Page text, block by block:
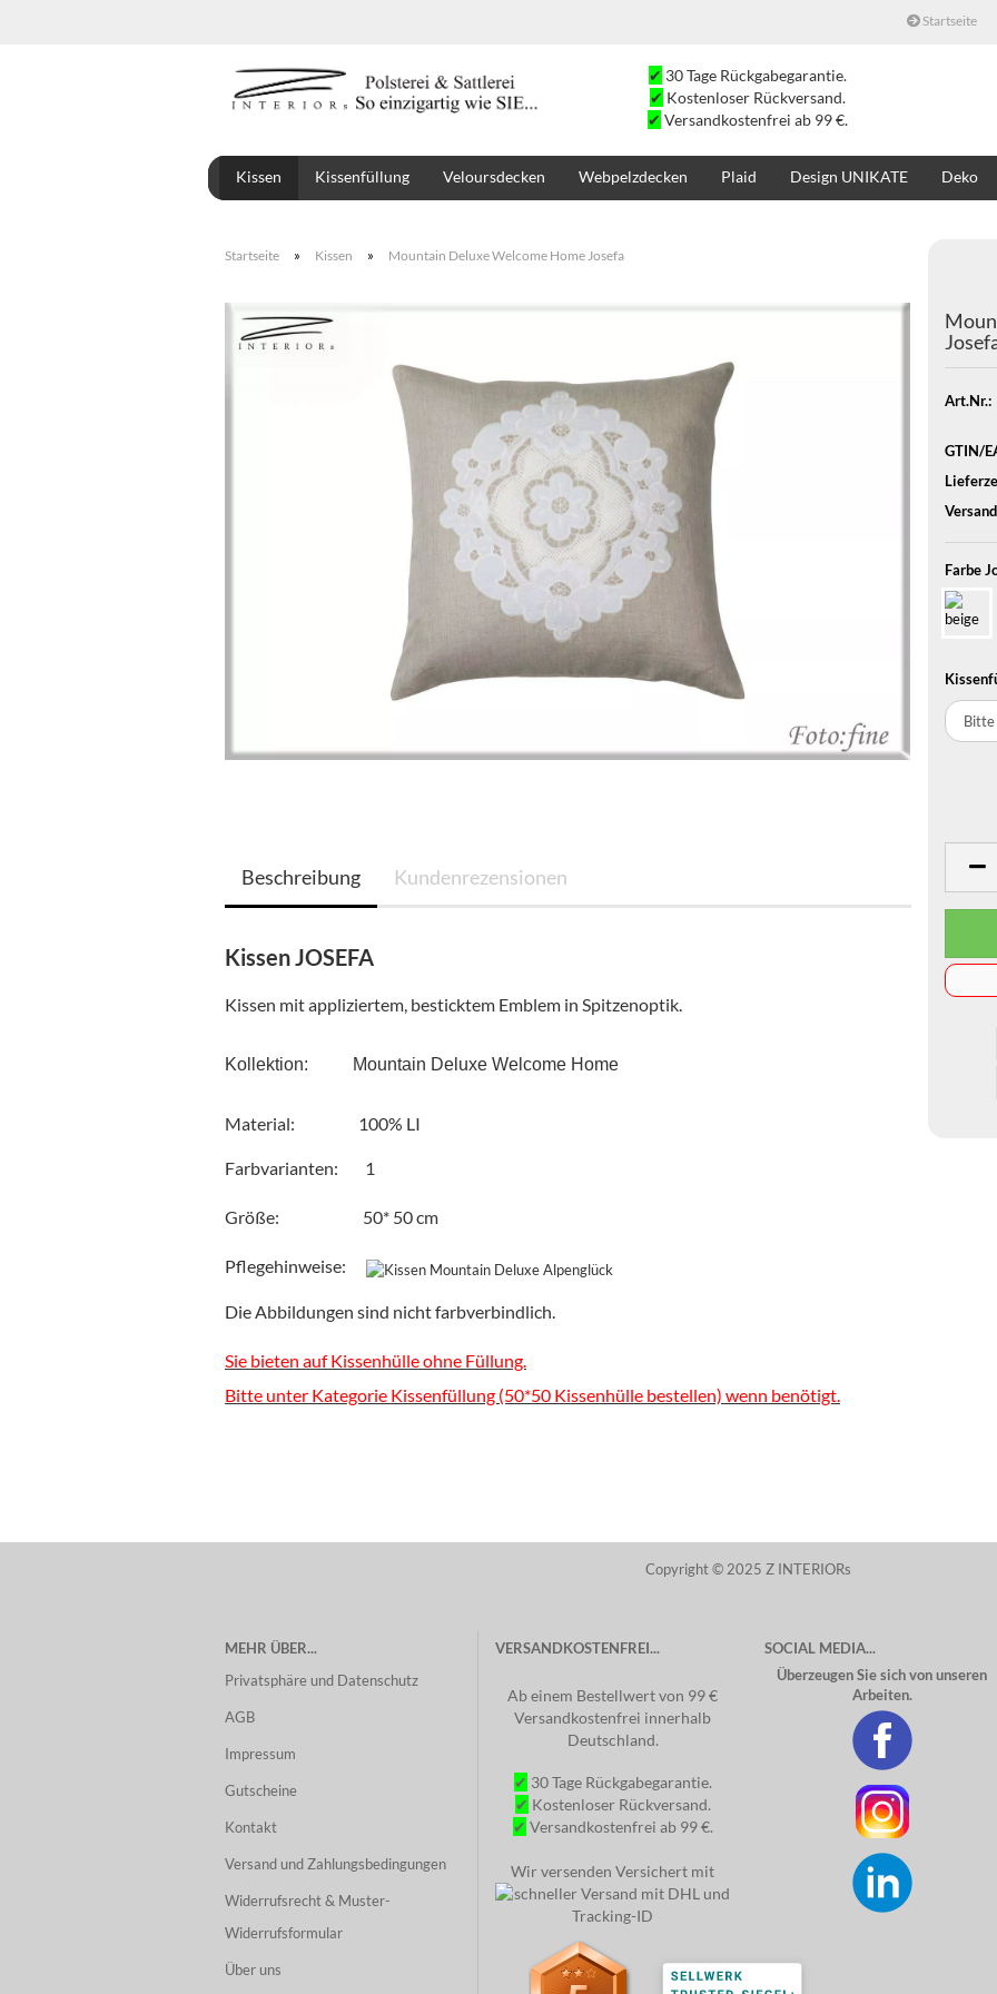
Startseite
✔ 30 Tage Rückgabegarantie.
✔ Kostenloser Rückversand.
✔ Versandkostenfrei ab 99 €.
Kissen Kissenfüllung Veloursdecken Webpelzdecken Plaid Design UNIKATE Deko
Startseite » Kissen » Mountain Deluxe Welcome Home Josefa
Art.Nr.:
GTIN/
Farbe
Beschreibung Kundenrezensionen
Kissen JOSEFA
Kissen mit appliziertem, besticktem Emblem in Spitzenoptik.
Kollektion:          Mountain Deluxe Welcome Home
Material: 100% LI
Farbvarianten: 1
Größe: 50* 50 cm
Pflegehinweise:
Die Abbildungen sind nicht farbverbindlich.
Sie bieten auf Kissenhülle ohne Füllung.
Bitte unter Kategorie Kissenfüllung (50*50 Kissenhülle bestellen) wenn benötigt.
Copyright © 2025 Z INTERIORs
MEHR ÜBER...
Privatsphäre und Datenschutz
AGB
Impressum
Gutscheine
Kontakt
Versand und Zahlungsbedingungen
Widerrufsrecht & Muster-
Widerrufsformular
Über uns
VERSANDKOSTENFREI...
Ab einem Bestellwert von 99 €
Versandkostenfrei innerhalb
Deutschland.
✔ 30 Tage Rückgabegarantie.
✔ Kostenloser Rückversand.
✔ Versandkostenfrei ab 99 €.
Wir versenden Versichert mit
SOCIAL MEDIA...
Überzeugen Sie sich von unseren
Arbeiten.